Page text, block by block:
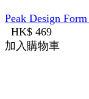
Peak Design
HK$ 469
加入購物車